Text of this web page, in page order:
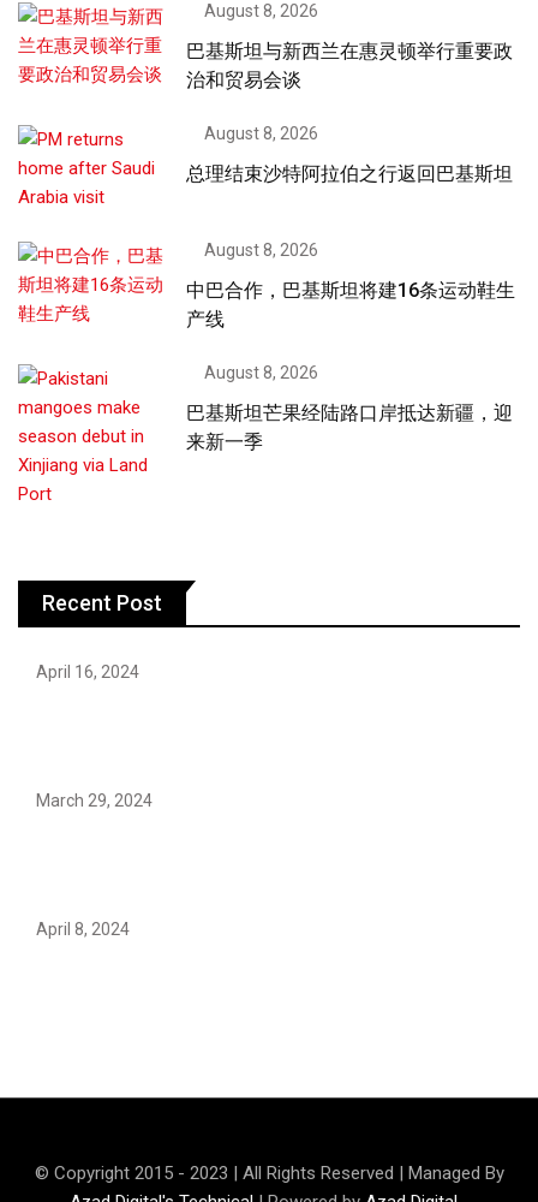
August 8, 2026
巴基斯坦与新西兰在惠灵顿举行重要政
治和贸易会谈
August 8, 2026
总理结束沙特阿拉伯之行返回巴基斯坦
August 8, 2026
中巴合作，巴基斯坦将建16条运动鞋生
产线
August 8, 2026
巴基斯坦芒果经陆路口岸抵达新疆，迎
来新一季
Recent Post
April 16, 2024
March 29, 2024
April 8, 2024
© Copyright 2015 - 2023 | All Rights Reserved | Managed By